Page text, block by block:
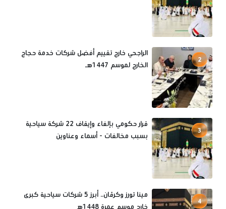
2
الراجحي خارج تقييم أفضل شركات خدمة حجاج
الخارج لموسم 1447هـ
3
قرار حكومي بإلغاء وإيقاف 22 شركة سياحية
بسبب مخالفات - أسماء وعناوين
4
مينا تورز وكرڤان.. أبرز 5 شركات سياحية كبرى
خارج موسم عمرة 1448ه‍